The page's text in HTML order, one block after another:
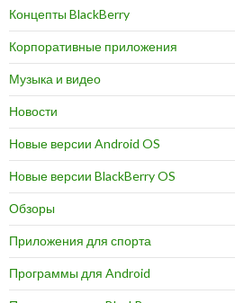
Концепты BlackBerry
Корпоративные приложения
Музыка и видео
Новости
Новые версии Android OS
Новые версии BlackBerry OS
Обзоры
Приложения для спорта
Программы для Android